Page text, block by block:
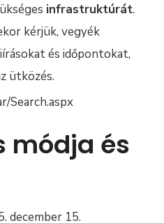
infrastruktúrát.
kérjük, vegyék
és időpontokat,
ütközés.
Search.aspx
módja és
december 15.